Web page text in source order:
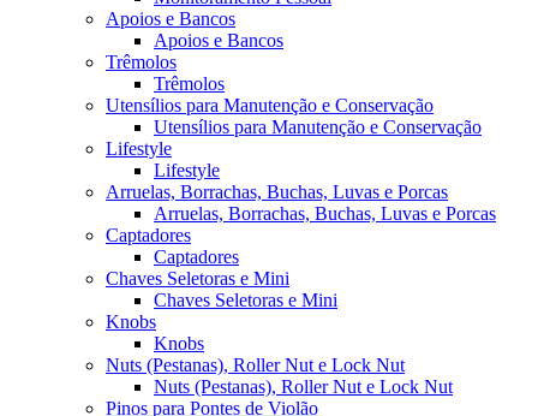
Apoios e Bancos
Apoios e Bancos
Trêmolos
Trêmolos
Utensílios para Manutenção e Conservação
Utensílios para Manutenção e Conservação
Lifestyle
Lifestyle
Arruelas, Borrachas, Buchas, Luvas e Porcas
Arruelas, Borrachas, Buchas, Luvas e Porcas
Captadores
Captadores
Chaves Seletoras e Mini
Chaves Seletoras e Mini
Knobs
Knobs
Nuts (Pestanas), Roller Nut e Lock Nut
Nuts (Pestanas), Roller Nut e Lock Nut
Pinos para Pontes de Violão